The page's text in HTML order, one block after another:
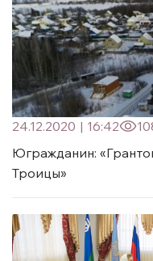
24.12.2020 | 16:42
Югражданин:
Троицы»